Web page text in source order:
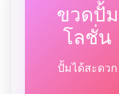
ขวดปั้ม
โลชั่น
ปั้มได้สะดวก